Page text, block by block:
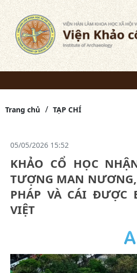
Trang chủ TẠP CHÍ
05/05/2026 15:52
KHẢO CỔ HỌC
TƯỢNG MAN
PHÁP VÀ CÁI ĐƯỢC
VIỆT